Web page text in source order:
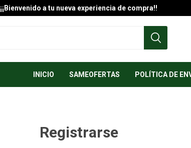
¡¡Bienvenido a tu nueva experiencia de compra!!
INICIO SAMEOFERTAS POLÍTICA DE
Registrarse